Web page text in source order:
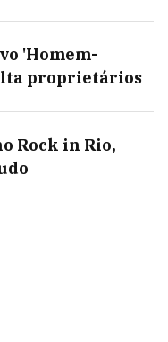
'Homem-
proprietários
Rock in Rio,